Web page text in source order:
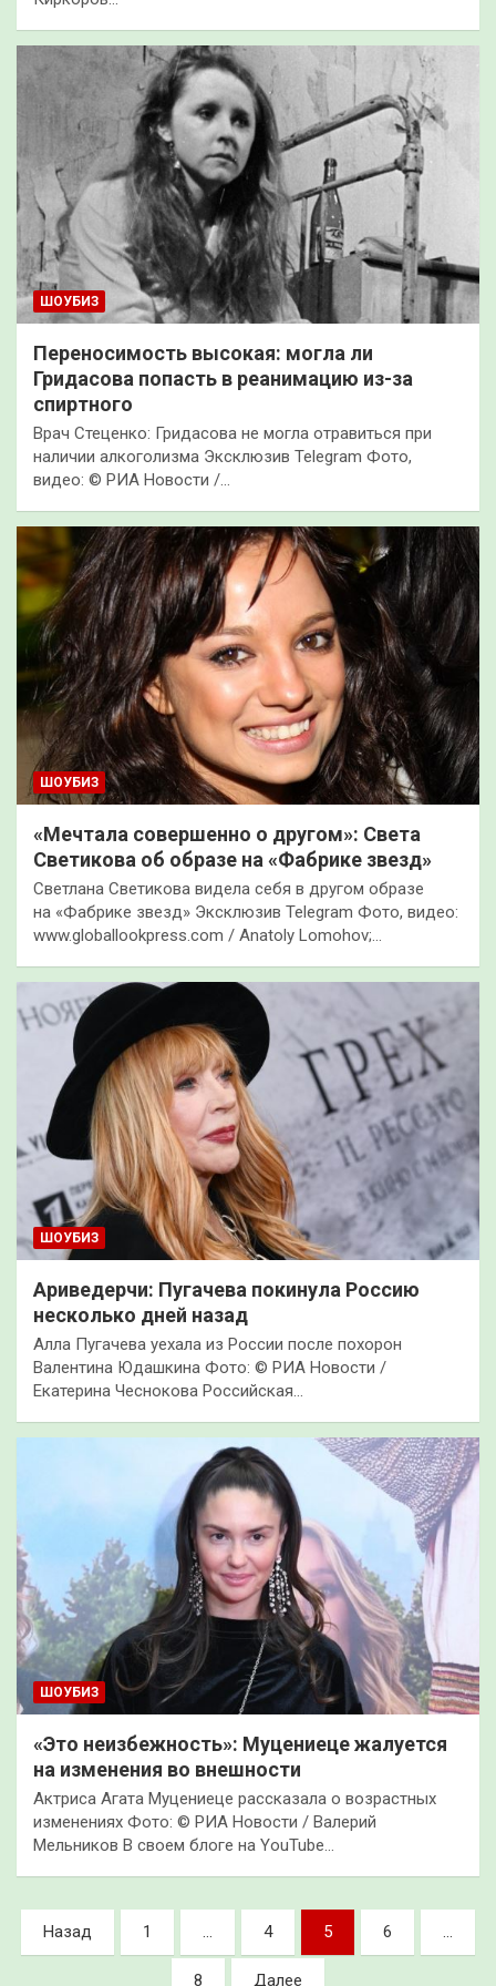
ШОУБИЗ
Переносимость высокая: могла ли
Гридасова попасть в реанимацию из-за
спиртного
Врач Стеценко: Гридасова не могла отравиться при
наличии алкоголизма Эксклюзив Telegram Фото,
видео: © РИА Новости /…
ШОУБИЗ
«Мечтала совершенно о другом»: Света
Светикова об образе на «Фабрике звезд»
Светлана Светикова видела себя в другом образе
на «Фабрике звезд» Эксклюзив Telegram Фото, видео:
www.globallookpress.com / Anatoly Lomohov;…
ШОУБИЗ
Ариведерчи: Пугачева покинула Россию
несколько дней назад
Алла Пугачева уехала из России после похорон
Валентина Юдашкина Фото: © РИА Новости /
Екатерина Чеснокова Российская…
ШОУБИЗ
«Это неизбежность»: Муцениеце жалуется
на изменения во внешности
Актриса Агата Муцениеце рассказала о возрастных
изменениях Фото: © РИА Новости / Валерий
Мельников В своем блоге на YouTube…
Пагинация
записей
Назад 1 … 4 5 6 …
8 Далее